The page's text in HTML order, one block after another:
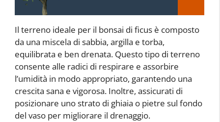
Il terreno ideale per il bonsai di ficus è composto
da una miscela di sabbia, argilla e torba,
equilibrata e ben drenata. Questo tipo di terreno
consente alle radici di respirare e assorbire
l’umidità in modo appropriato, garantendo una
crescita sana e vigorosa. Inoltre, assicurati di
posizionare uno strato di ghiaia o pietre sul fondo
del vaso per migliorare il drenaggio.